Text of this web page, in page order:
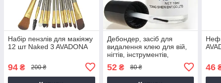
Набір пензлів для макіяжу
12 шт Naked 3 AVADONA
94 ₴ 200 ₴
Дебондер, засіб для
видалення клею для вій,
нігтів, інструментів,
Debonder EvoBond AD-1,
10 мл AVADONA
52₴ 80 ₴ 46